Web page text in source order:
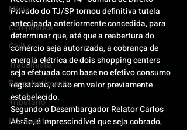
Mídia
Compliance
Civil
Trabalhista
Reconhecimento
Tributário
Pós-evento
Privado do TJ/SP tornou definitiva tutela
antecipada anteriormente concedida, para
determinar que, até que a reabertura do
comércio seja autorizada, a cobrança de
energia elétrica de dois shopping centers
seja efetuada com base no efetivo consumo
registrado, e não em valor previamente
estabelecido.
Segundo o Desembargador Relator Carlos
Abrão, é imprescindível que seja cobrado,